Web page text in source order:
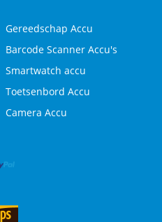
Gereedschap Accu
Barcode Scanner Accu's
Smartwatch accu
Toetsenbord Accu
Camera Accu